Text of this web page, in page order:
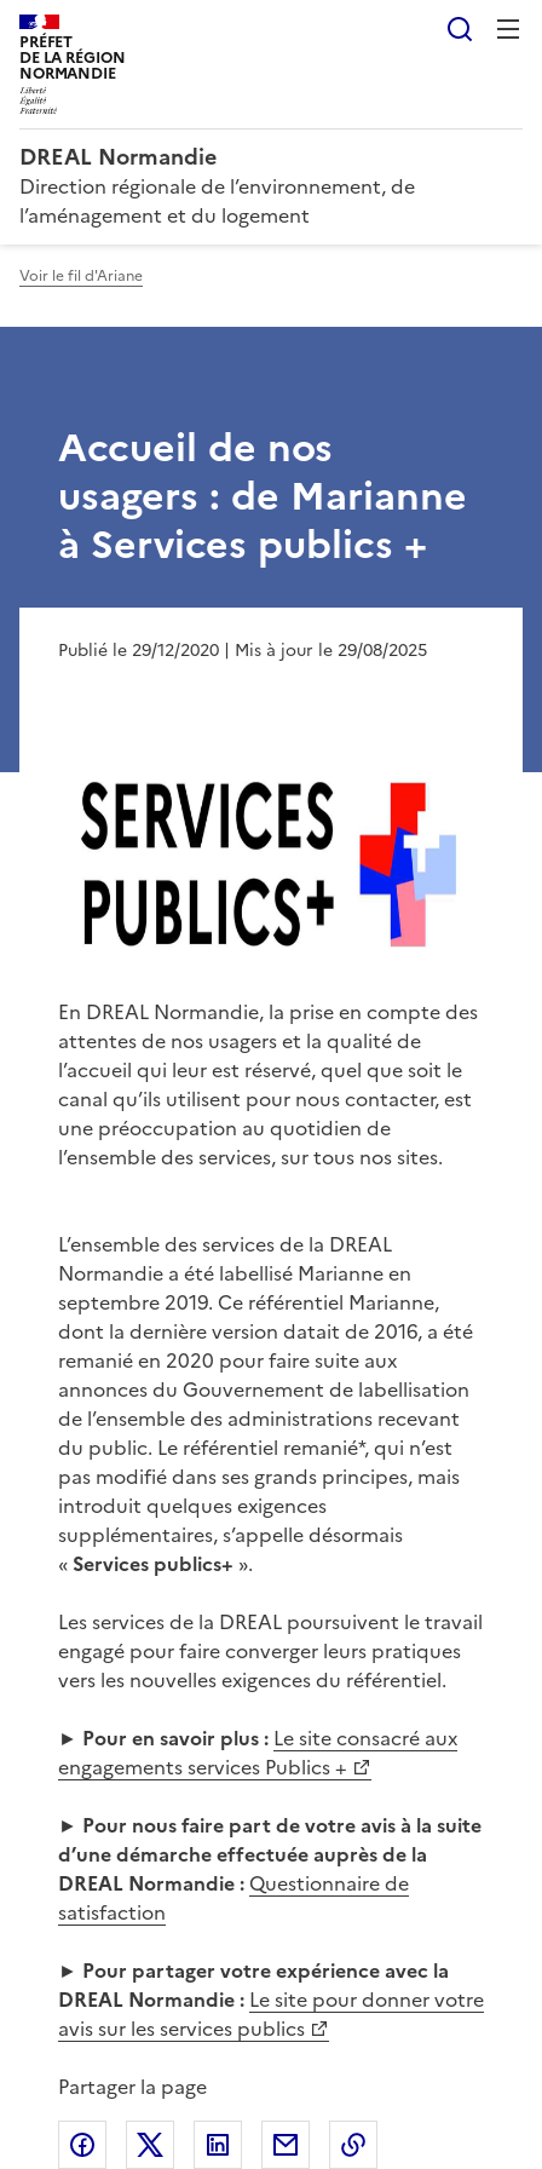
PRÉFET
DE LA RÉGION
NORMANDIE
DREAL Normandie
Direction régionale de l’environnement, de
l’aménagement et du logement
Voir le fil d'Ariane
Accueil de nos
usagers : de Marianne
à Services publics +
Publié le 29/12/2020 | Mis à jour le 29/08/2025
En DREAL Normandie, la prise en compte des
attentes de nos usagers et la qualité de
l’accueil qui leur est réservé, quel que soit le
canal qu’ils utilisent pour nous contacter, est
une préoccupation au quotidien de
l’ensemble des services, sur tous nos sites.
L’ensemble des services de la DREAL
Normandie a été labellisé Marianne en
septembre 2019. Ce référentiel Marianne,
dont la dernière version datait de 2016, a été
remanié en 2020 pour faire suite aux
annonces du Gouvernement de labellisation
de l’ensemble des administrations recevant
du public. Le référentiel remanié*, qui n’est
pas modifié dans ses grands principes, mais
introduit quelques exigences
supplémentaires, s’appelle désormais
« Services publics+ ».
Les services de la DREAL poursuivent le travail
engagé pour faire converger leurs pratiques
vers les nouvelles exigences du référentiel.
► Pour en savoir plus : Le site consacré aux
engagements services Publics +
► Pour nous faire part de votre avis à la suite
d’une démarche effectuée auprès de la
DREAL Normandie : Questionnaire de
satisfaction
► Pour partager votre expérience avec la
DREAL Normandie : Le site pour donner votre
avis sur les services publics
Partager la page
Partager sur Facebook
Partager sur XPartager sur LinkedIn
Partager par email